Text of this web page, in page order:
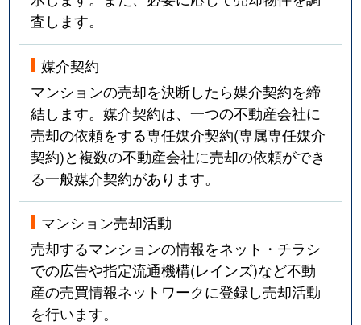
武庫川町
武庫川町
武庫川町
3,300万円 宝塚南口
徒歩10
武庫川町
1,500万円 宝塚南口
徒歩4
武庫川町
4,300万円
武庫川町
2,000万円
武庫山
4,600万円 宝塚南口
徒歩6
武庫山
3,400万円 宝塚南口
徒歩6
査します。
媒介契約
マンションの売却を決断したら媒介契約を締
結します。媒介契約は、一つの不動産会社に
売却の依頼をする専任媒介契約(専属専任媒介
契約)と複数の不動産会社に売却の依頼ができ
る一般媒介契約があります。
マンション売却活動
売却するマンションの情報をネット・チラシ
での広告や指定流通機構(レインズ)など不動
産の売買情報ネットワークに登録し売却活動
を行います。